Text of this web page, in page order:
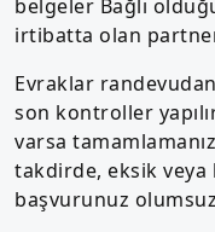
belgeler Bağlı
irtibatta olan
Evraklar
son kontroller
varsa
takdirde, eksik veya
başvurunuz